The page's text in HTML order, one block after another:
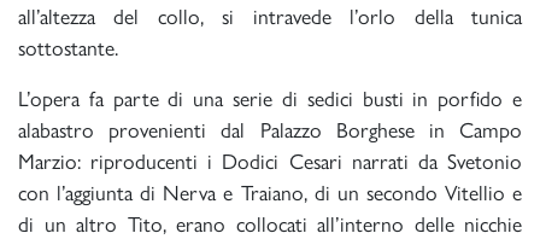
all’altezza del collo, si intravede l’orlo della tunica
sottostante.
L’opera fa parte di una serie di sedici busti in porfido e
alabastro provenienti dal Palazzo Borghese in Campo
Marzio: riproducenti i Dodici Cesari narrati da Svetonio
con l’aggiunta di Nerva e Traiano, di un secondo Vitellio e
di un altro Tito, erano collocati all’interno delle nicchie